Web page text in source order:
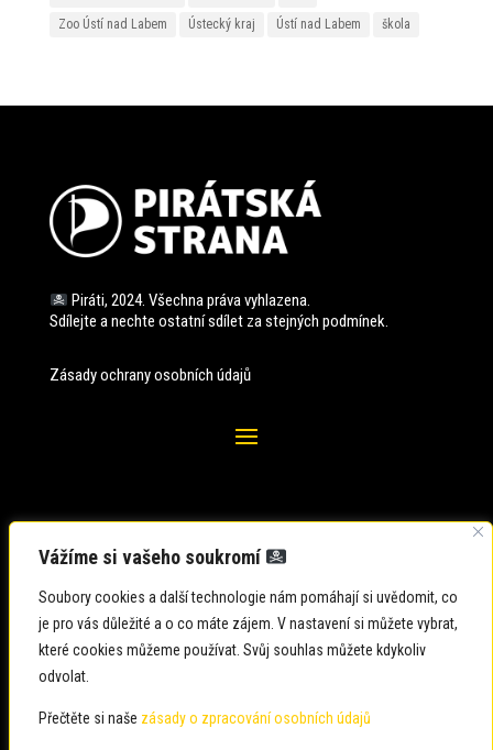
Vážíme si vašeho soukromí
Soubory cookies a další technologie nám pomáhají si uvědomit, co
je pro vás důležité a o co máte zájem. V nastavení si můžete vybrat,
které cookies můžeme používat. Svůj souhlas můžete kdykoliv
odvolat.
Přečtěte si naše zásady o zpracování osobních údajů
Zoo Ústí nad Labem
Ústecký kraj Ústí nad Labem škola
Piráti, 2024. Všechna práva vyhlazena.
Sdílejte a nechte ostatní sdílet za stejných podmínek.
Zásady ochrany osobních údajů
Zadavatel: Česká pirátská strana